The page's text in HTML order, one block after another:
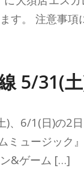
す。 注意事
5/31(
、6/1(日)の2
ミュージック
&ゲーム […]